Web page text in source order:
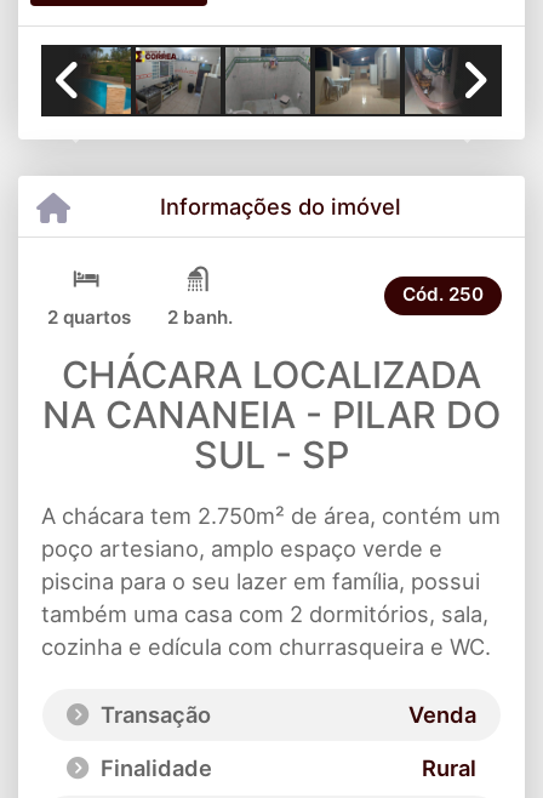
Informações do imóvel
2 quartos 2 banh.
Cód. 250
CHÁCARA LOCALIZADA
NA CANANEIA - PILAR DO
SUL - SP
A chácara tem 2.750m² de área, contém um
poço artesiano, amplo espaço verde e
piscina para o seu lazer em família, possui
também uma casa com 2 dormitórios, sala,
cozinha e edícula com churrasqueira e WC.
Transação
Venda
Finalidade
Rural